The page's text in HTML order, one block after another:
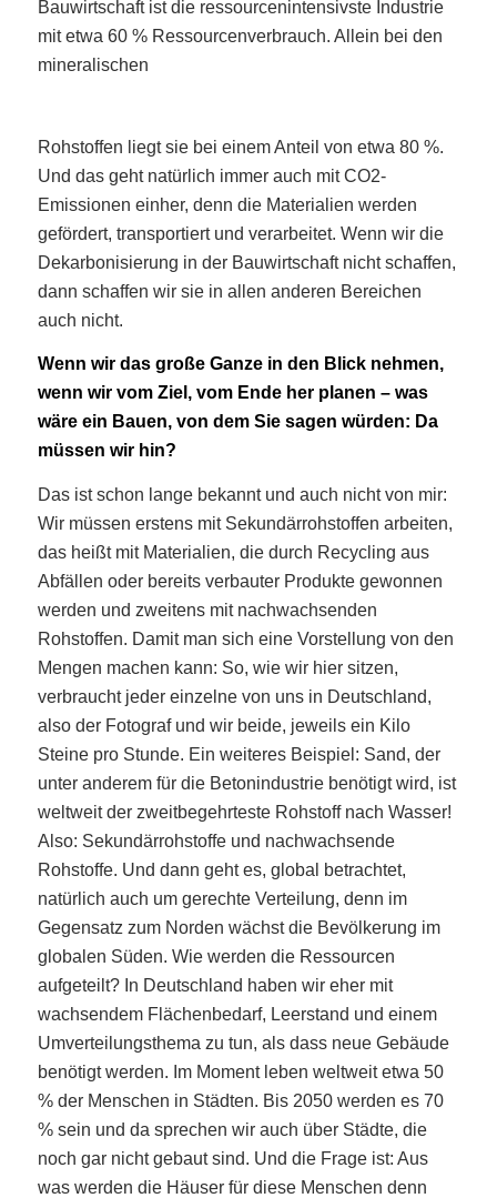
Bauwirtschaft ist die ressourcenintensivste Industrie
mit etwa 60 % Ressourcenverbrauch. Allein bei den
mineralischen
Rohstoffen liegt sie bei einem Anteil von etwa 80 %.
Und das geht natürlich immer auch mit CO2-
Emissionen einher, denn die Materialien werden
gefördert, transportiert und verarbeitet. Wenn wir die
Dekarbonisierung in der Bauwirtschaft nicht schaffen,
dann schaffen wir sie in allen anderen Bereichen
auch nicht.
Wenn wir das große Ganze in den Blick nehmen,
wenn wir vom Ziel, vom Ende her planen – was
wäre ein Bauen, von dem Sie sagen würden: Da
müssen wir hin?
Das ist schon lange bekannt und auch nicht von mir:
Wir müssen erstens mit Sekundärrohstoffen arbeiten,
das heißt mit Materialien, die durch Recycling aus
Abfällen oder bereits verbauter Produkte gewonnen
werden und zweitens mit nachwachsenden
Rohstoffen. Damit man sich eine Vorstellung von den
Mengen machen kann: So, wie wir hier sitzen,
verbraucht jeder einzelne von uns in Deutschland,
also der Fotograf und wir beide, jeweils ein Kilo
Steine pro Stunde. Ein weiteres Beispiel: Sand, der
unter anderem für die Betonindustrie benötigt wird, ist
weltweit der zweitbegehrteste Rohstoff nach Wasser!
Also: Sekundärrohstoffe und nachwachsende
Rohstoffe. Und dann geht es, global betrachtet,
natürlich auch um gerechte Verteilung, denn im
Gegensatz zum Norden wächst die Bevölkerung im
globalen Süden. Wie werden die Ressourcen
aufgeteilt? In Deutschland haben wir eher mit
wachsendem Flächenbedarf, Leerstand und einem
Umverteilungsthema zu tun, als dass neue Gebäude
benötigt werden. Im Moment leben weltweit etwa 50
% der Menschen in Städten. Bis 2050 werden es 70
% sein und da sprechen wir auch über Städte, die
noch gar nicht gebaut sind. Und die Frage ist: Aus
was werden die Häuser für diese Menschen denn